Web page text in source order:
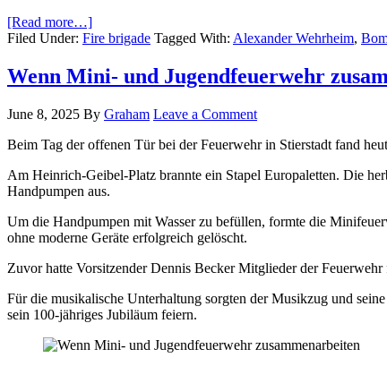
[Read more…]
Filed Under: Fire brigade Tagged With: Alexander Wehrheim,
Wenn Mini- und Jugendfeuerwehr
June 8, 2025 By Graham Leave a Comment
Beim Tag der offenen Tür bei der Feuerwehr in Stierstadt fand
Am Heinrich-Geibel-Platz brannte ein Stapel Europaletten. Die
Handpumpen aus.
Um die Handpumpen mit Wasser zu befüllen, formte die
ohne moderne Geräte erfolgreich gelöscht.
Zuvor hatte Vorsitzender Dennis Becker Mitglieder der
Für die musikalische Unterhaltung sorgten der Musikzug und
sein 100-jähriges Jubiläum feiern.